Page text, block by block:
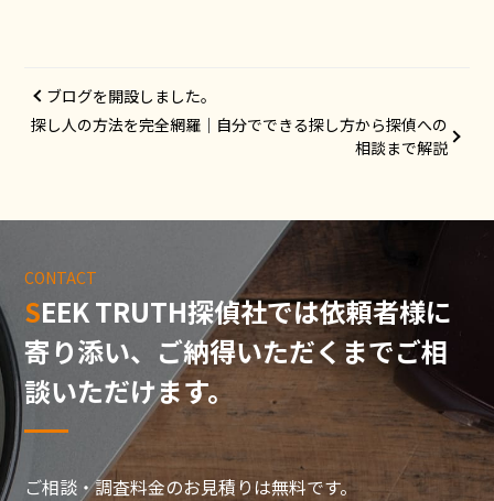
ブログを開設しました。
探し人の方法を完全網羅｜自分でできる探し方から探偵への
相談まで解説
CONTACT
SEEK TRUTH探偵社では依頼者様に
寄り添い、 ご納得いただくまでご相
談いただけます。
ご相談・調査料金のお見積りは無料です。